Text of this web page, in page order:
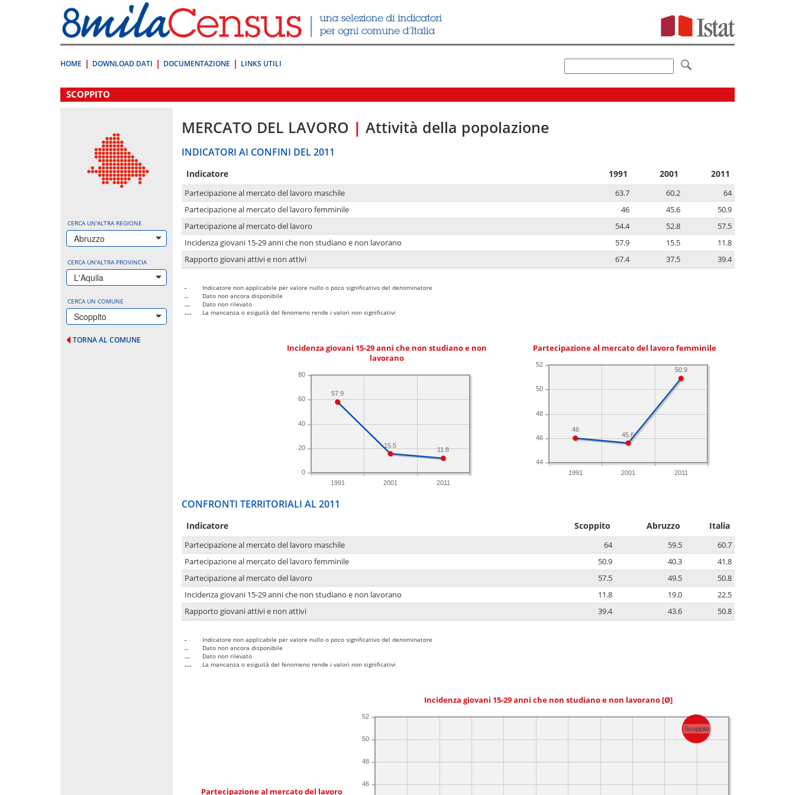
direttamente
a:
Contenuto
HOME DOWNLOAD DATI DOCUMENTAZIONE LINKS UTILI
.
SCOPPITO
CERCA UN'ALTRA REGIONE
Abruzzo
CERCA UN'ALTRA PROVINCIA
L'Aquila
CERCA UN COMUNE
Scoppito
TORNA AL COMUNE
MERCATO DEL LAVORO | Attività della popolazione
INDICATORI AI CONFINI DEL 2011
Indicatore 1991 2001 2011
Partecipazione al mercato del lavoro maschile 63.7 60.2
64
Partecipazione al mercato del lavoro femminile
46 45.6
50.9
Partecipazione al mercato del lavoro
54.4 52.8
57.5
Incidenza giovani 15-29 anni che non studiano e non lavorano
57.9 15.5
11.8
Rapporto giovani attivi e non attivi
67.4 37.5 39.4
-
Indicatore non applicabile per valore nullo o poco significativo del denominatore
..
Dato non ancora disponibile
...
Dato non rilevato
....
La mancanza o esiguità del fenomeno rende i valori non significativi
Incidenza giovani 15-29 anni che non studiano e non
lavorano
1991 2001 2011
0
20
40
60
80
11.8
15.5
57.9
Partecipazione al mercato del lavoro femminile
1991 2001 2011
44
46
48
50
52
50.9
45.6
46
CONFRONTI TERRITORIALI AL 2011
Indicatore Scoppito Abruzzo Italia
Partecipazione al mercato del lavoro maschile 64 59.5
60.7
Partecipazione al mercato del lavoro femminile
50.9 40.3
41.8
Partecipazione al mercato del lavoro
57.5 49.5
50.8
Incidenza giovani 15-29 anni che non studiano e non lavorano
11.8 19.0
22.5
Rapporto giovani attivi e non attivi
39.4 43.6 50.8
-
Indicatore non applicabile per valore nullo o poco significativo del denominatore
..
Dato non ancora disponibile
...
Dato non rilevato
....
La mancanza o esiguità del fenomeno rende i valori non significativi
Incidenza giovani 15-29 anni che non studiano e non lavorano [Ø]
Partecipazione al mercato del lavoro
46
48
50
52
Scoppito